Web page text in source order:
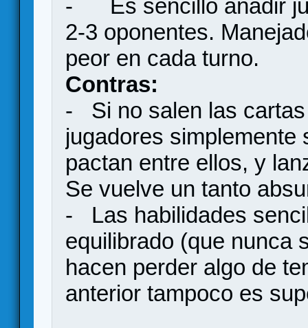
- Es sencillo añadir
2-3 oponentes.
peor en cada turno.
Contras:
- Si no salen las
jugadores simplemente
pactan entre ellos, y
Se vuelve un tanto
- Las habilidades
equilibrado (que nunca
hacen perder algo de
anterior tampoco es